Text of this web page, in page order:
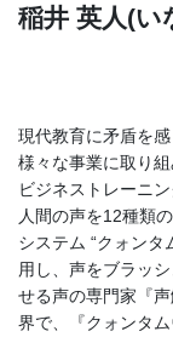
稲井 英人(い
現代教育に矛盾を
様々な事業に取り
ビジネストレーニ
人間の声を12種類
システム “クォン
用し、声をブラッ
せる声の専門家『
界で、『クォンタ